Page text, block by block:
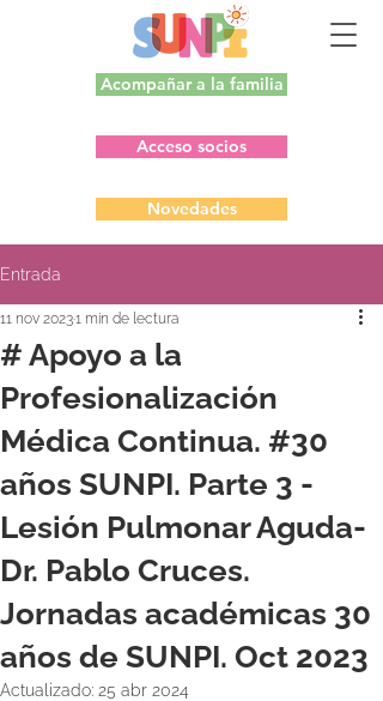
Acompañar a la familia
Acceso socios
Novedades
Entrada
# Apoyo a la
Profesionalización
Médica Continua. #30
años SUNPI. Parte 3 -
Lesión Pulmonar Aguda-
Dr. Pablo Cruces.
Jornadas académicas 30
años de SUNPI. Oct 2023
11 nov 20231 min de lectura
Actualizado: 25 abr 2024